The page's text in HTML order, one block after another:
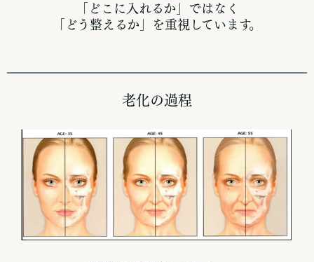
「どこに入れるか」ではなく
「どう整えるか」を重視しています。
老化の過程